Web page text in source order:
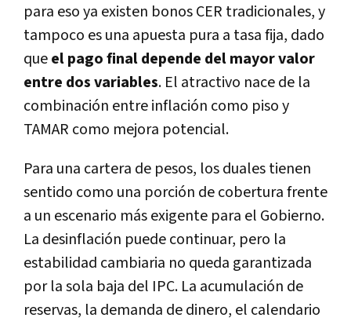
para eso ya existen bonos CER tradicionales, y
tampoco es una apuesta pura a tasa fija, dado
queel pago final depende del mayor valor
entre dos variables. El atractivo nace de la
combinación entre inflación como piso y
TAMAR como mejora potencial.
Para una cartera de pesos, los duales tienen
sentido como una porción de cobertura frente
a un escenario más exigente para el Gobierno.
La desinflación puede continuar, pero la
estabilidad cambiaria no queda garantizada
por la sola baja del IPC. La acumulación de
reservas, la demanda de dinero, el calendario